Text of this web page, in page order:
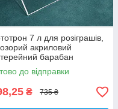
7 л для розіграшів,
акриловий
барабан
до відправки
₴ 735 ₴